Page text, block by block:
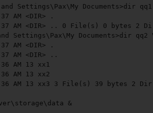
and Settings\Pax\My Documents>dir
AM <DIR> .
AM <DIR> .. 0 File(s) 0 bytes 2
Settings\Pax\My Documents>dir
AM <DIR> .
AM <DIR> ..
AM 13 xx1
AM 13 xx2
AM 13 xx3 3 File(s) 39 bytes 2
&